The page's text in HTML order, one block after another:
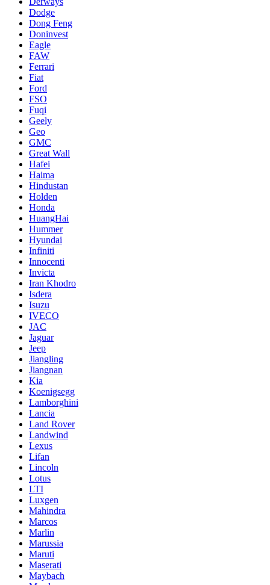
Dodge
Dong Feng
Doninvest
Eagle
FAW
Ferrari
Fiat
Ford
FSO
Fuqi
Geely
Geo
GMC
Great Wall
Hafei
Haima
Hindustan
Holden
Honda
HuangHai
Hummer
Hyundai
Infiniti
Innocenti
Invicta
Iran Khodro
Isdera
Isuzu
IVECO
JAC
Jaguar
Jeep
Jiangling
Jiangnan
Kia
Koenigsegg
Lamborghini
Lancia
Land Rover
Landwind
Lexus
Lifan
Lincoln
Lotus
LTI
Luxgen
Mahindra
Marcos
Marlin
Marussia
Maruti
Maserati
Maybach